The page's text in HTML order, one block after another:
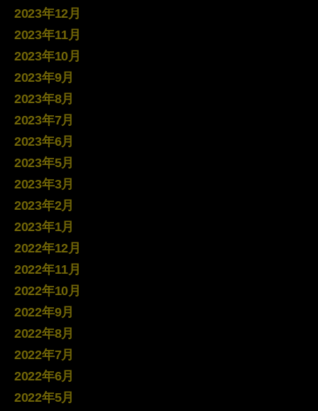
2023年12月
2023年11月
2023年10月
2023年9月
2023年8月
2023年7月
2023年6月
2023年5月
2023年3月
2023年2月
2023年1月
2022年12月
2022年11月
2022年10月
2022年9月
2022年8月
2022年7月
2022年6月
2022年5月